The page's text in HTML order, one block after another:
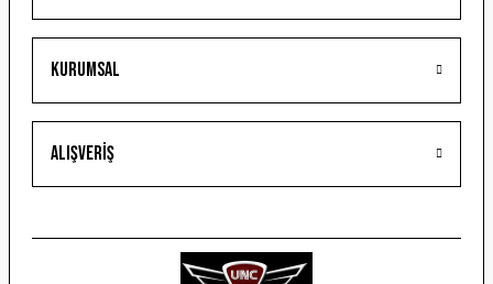
Kurumsal
Alışveriş